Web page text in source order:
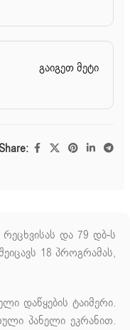
გაიგეთ მეტი
და 79 დბ-ს
18 პროგრამას,
დაწყების ტაიმერი.
პანელი ეკრანით.